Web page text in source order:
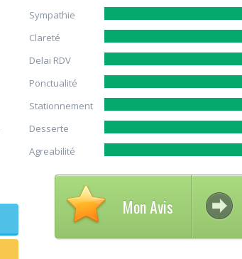
Sympathie
Clareté
Delai RDV
Ponctualité
Stationnement
Desserte
Agreabilité
Mon Avis
30
Jul
maxillo-
sagesse extraites
...lire plus